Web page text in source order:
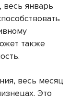
весь январь
также
весь месяц
Это